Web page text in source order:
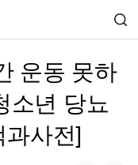
운동 못하
년 당뇨
사전]